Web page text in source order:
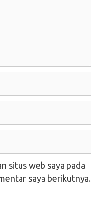
situs web saya pada
saya berikutnya.